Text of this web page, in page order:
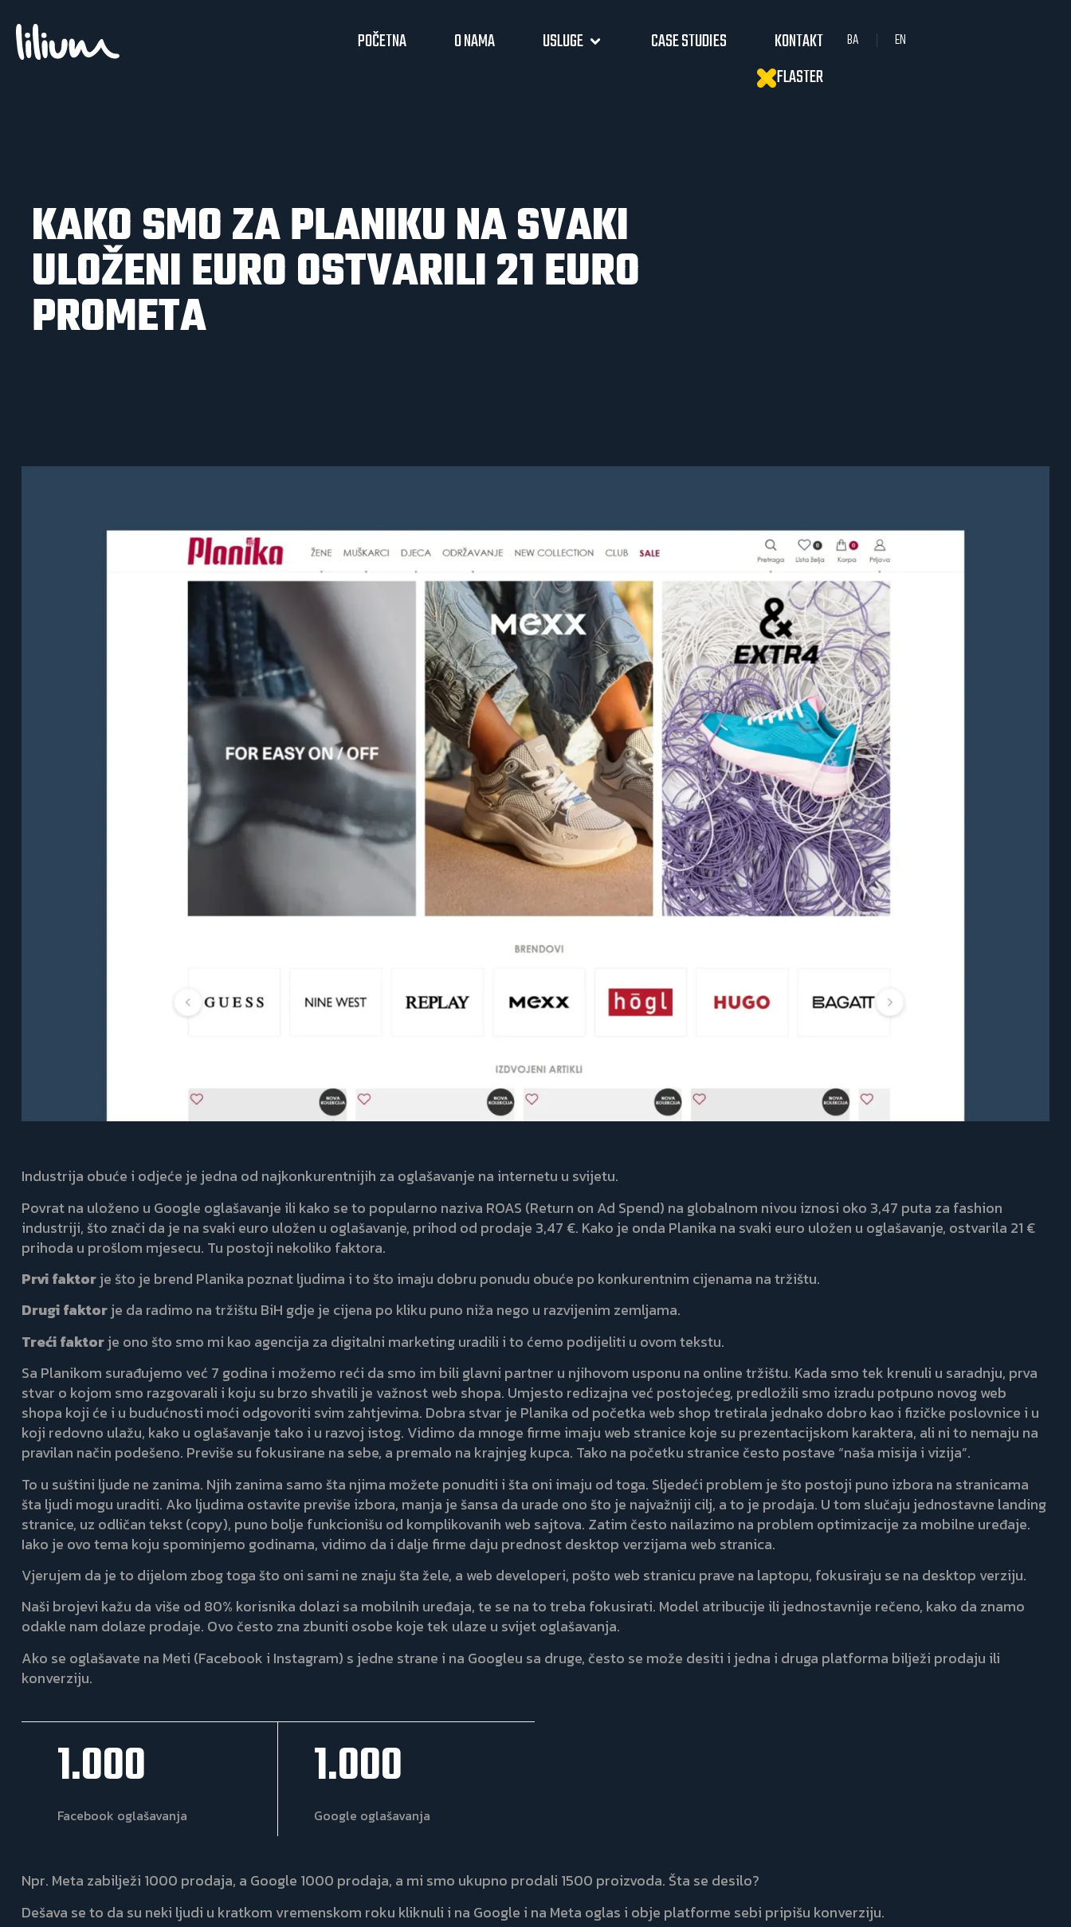
POČETNA O NAMA USLUGE CASE STUDIES
KONTAKT
FLASTER
BA EN
KAKOSMOZAPLANIKUNASVAKI
ULOŽENIEUROOSTVARILI21EURO
PROMETA
Industrija obuće i odjeće je jedna od najkonkurentnijih za oglašavanje na internetu u svijetu.
Povrat na uloženo u Google oglašavanje ili kako se to popularno naziva ROAS (Return on Ad Spend) na globalnom nivou iznosi oko 3,47 puta za fashion
industriji, što znači da je na svaki euro uložen u oglašavanje, prihod od prodaje 3,47 €. Kako je onda Planika na svaki euro uložen u oglašavanje, ostvarila 21 €
prihoda u prošlom mjesecu. Tu postoji nekoliko faktora.
Prvi faktorje što je brend Planika poznat ljudima i to što imaju dobru ponudu obuće po konkurentnim cijenama na tržištu.
Drugi faktorje da radimo na tržištu BiH gdje je cijena po kliku puno niža nego u razvijenim zemljama.
Treći faktorje ono što smo mi kao agencija za digitalni marketing uradili i to ćemo podijeliti u ovom tekstu.
Sa Planikom surađujemo već 7 godina i možemo reći da smo im bili glavni partner u njihovom usponu na online tržištu. Kada smo tek krenuli u saradnju, prva
stvar o kojom smo razgovarali i koju su brzo shvatili je važnost web shopa. Umjesto redizajna već postojećeg, predložili smo izradu potpuno novog web
shopa koji će i u budućnosti moći odgovoriti svim zahtjevima. Dobra stvar je Planika od početka web shop tretirala jednako dobro kao i fizičke poslovnice i u
koji redovno ulažu, kako u oglašavanje tako i u razvoj istog. Vidimo da mnoge firme imaju web stranice koje su prezentacijskom karaktera, ali ni to nemaju na
pravilan način podešeno. Previše su fokusirane na sebe, a premalo na krajnjeg kupca. Tako na početku stranice često postave “naša misija i vizija”.
To u suštini ljude ne zanima. Njih zanima samo šta njima možete ponuditi i šta oni imaju od toga. Sljedeći problem je što postoji puno izbora na stranicama
šta ljudi mogu uraditi. Ako ljudima ostavite previše izbora, manja je šansa da urade ono što je najvažniji cilj, a to je prodaja. U tom slučaju jednostavne landing
stranice, uz odličan tekst (copy), puno bolje funkcionišu od komplikovanih web sajtova. Zatim često nailazimo na problem optimizacije za mobilne uređaje.
Iako je ovo tema koju spominjemo godinama, vidimo da i dalje firme daju prednost desktop verzijama web stranica.
Vjerujem da je to dijelom zbog toga što oni sami ne znaju šta žele, a web developeri, pošto web stranicu prave na laptopu, fokusiraju se na desktop verziju.
Naši brojevi kažu da više od 80% korisnika dolazi sa mobilnih uređaja, te se na to treba fokusirati. Model atribucije ili jednostavnije rečeno, kako da znamo
odakle nam dolaze prodaje. Ovo često zna zbuniti osobe koje tek ulaze u svijet oglašavanja.
Ako se oglašavate na Meti (Facebook i Instagram) s jedne strane i na Googleu sa druge, često se može desiti i jedna i druga platforma bilježi prodaju ili
konverziju.
1.000
Facebook oglašavanja
1.000
Google oglašavanja
Npr. Meta zabilježi 1000 prodaja, a Google 1000 prodaja, a mi smo ukupno prodali 1500 proizvoda. Šta se desilo?
Dešava se to da su neki ljudi u kratkom vremenskom roku kliknuli i na Google i na Meta oglas i obje platforme sebi pripišu konverziju.